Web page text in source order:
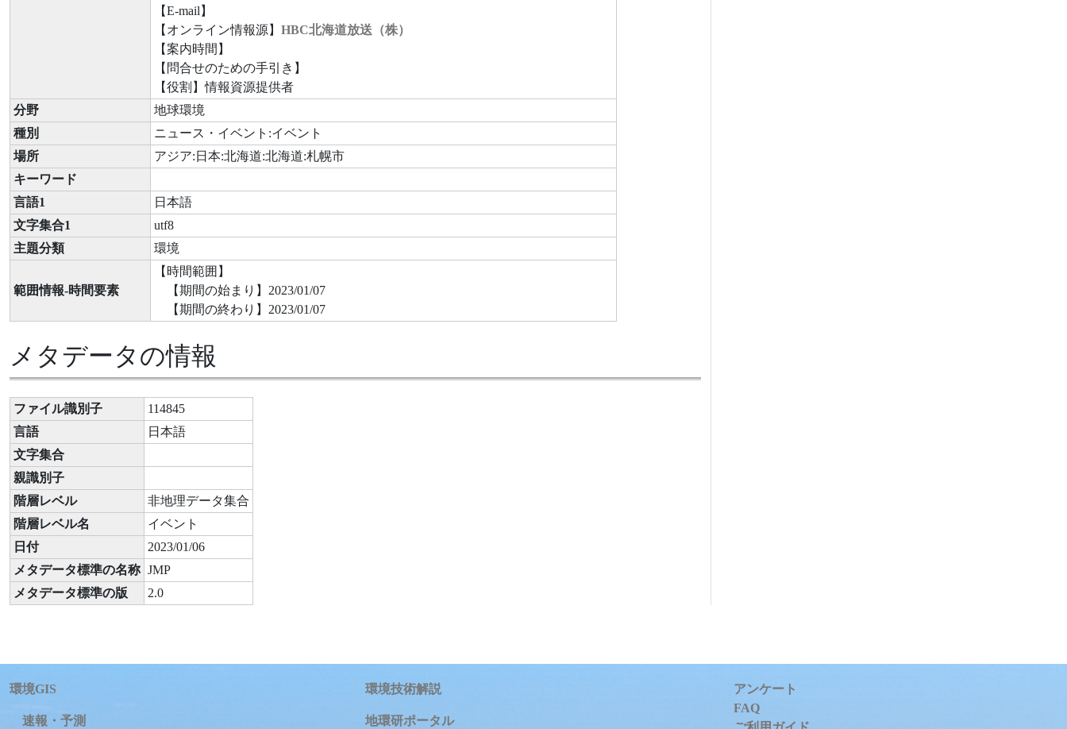
【E-mail】
【オンライン情報源】 HBC北海道放送（株）
【案内時間】
【問合せのための手引き】
【役割】情報資源提供者
分野
地球環境
種別
ニュース・イベント:イベント
場所
アジア:日本:北海道:北海道:札幌市
キーワード
言語1
日本語
文字集合1
utf8
主題分類
環境
範囲情報-時間要素
【時間範囲】
【期間の始まり】2023/01/07
【期間の終わり】2023/01/07
メタデータの情報
ファイル識別子
114845
言語
日本語
文字集合
親識別子
階層レベル
非地理データ集合
階層レベル名
イベント
日付
2023/01/06
メタデータ標準の名称 JMP
メタデータ標準の版
2.0
環境GIS
速報・予測
環境技術解説
地環研ポータル
アンケート
FAQ